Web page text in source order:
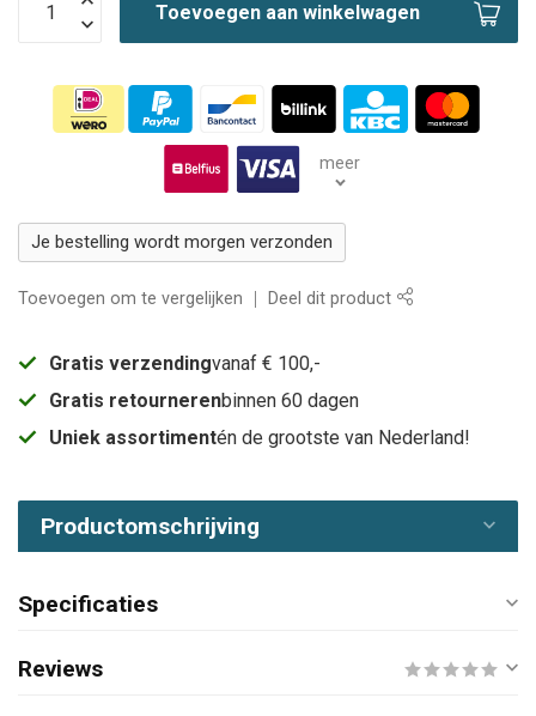
Toevoegen aan winkelwagen
meer
Je bestelling wordt morgen verzonden
Toevoegen om te vergelijken Deel dit product
Gratis verzendingvanaf € 100,-
Gratis retournerenbinnen 60 dagen
Uniek assortimentén de grootste van Nederland!
Productomschrijving
Specificaties
Reviews